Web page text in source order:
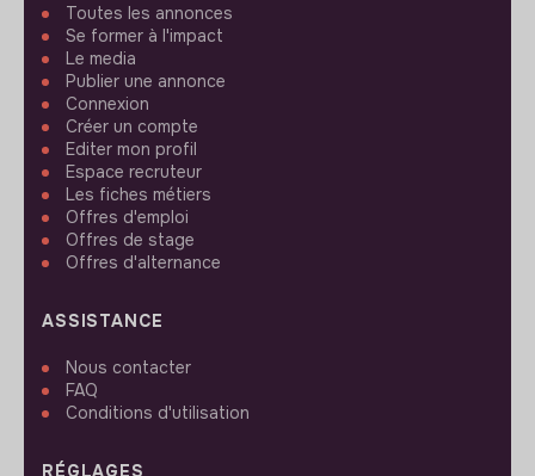
Toutes les annonces
Se former à l'impact
Le media
Publier une annonce
Connexion
Créer un compte
Editer mon profil
Espace recruteur
Les fiches métiers
Offres d'emploi
Offres de stage
Offres d'alternance
ASSISTANCE
Nous contacter
FAQ
Conditions d'utilisation
RÉGLAGES